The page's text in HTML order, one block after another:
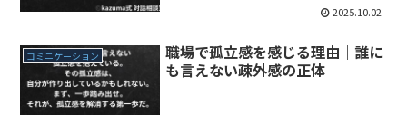
2025.10.02
コミニケーション
職場で孤立感を感じる理由｜誰に
も言えない疎外感の正体